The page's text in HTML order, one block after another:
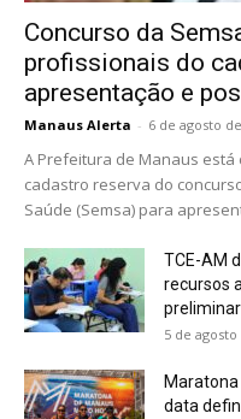
Concurso da
profissionais do
apresentação e
Manaus Alerta - 6 de agosto
A Prefeitura de Manaus
cadastro reserva do
Saúde (Semsa) para
TCE-AM
recursos
5 de agosto
data